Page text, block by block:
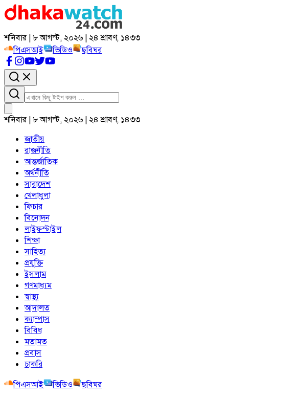
শনিবার | ৮ আগস্ট, ২০২৬ | ২৪ শ্রাবণ, ১৪৩৩
পিএসআই
ভিডিও ছবিঘর
শনিবার | ৮ আগস্ট, ২০২৬ | ২৪ শ্রাবণ, ১৪৩৩
জাতীয়
রাজনীতি
আন্তর্জাতিক
অর্থনীতি
সারাদেশ
খেলাধুলা
ফিচার
বিনোদন
লাইফস্টাইল
শিক্ষা
সাহিত্য
প্রযুক্তি
ইসলাম
গণমাধ্যম
স্বাস্থ্য
আদালত
ক্যাম্পাস
বিবিধ
মতামত
প্রবাস
চাকরি
পিএসআই
ভিডিও
ছবিঘর